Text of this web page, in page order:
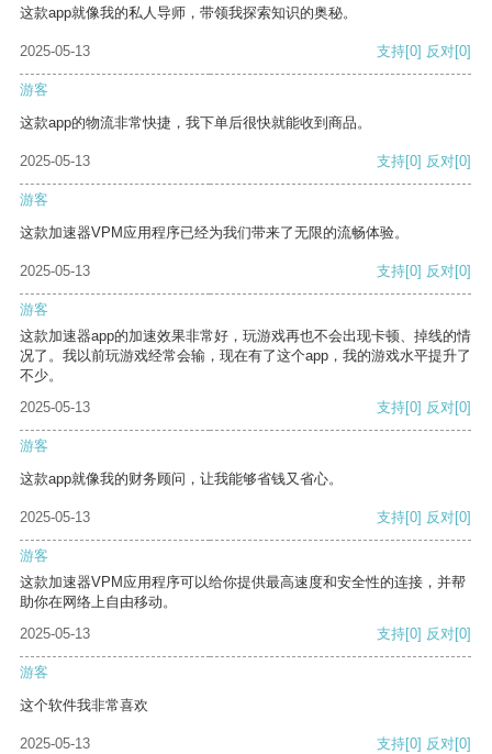
这款app就像我的私人导师，带领我探索知识的奥秘。
2025-05-13 支持[0] 反对[0]
游客
这款app的物流非常快捷，我下单后很快就能收到商品。
2025-05-13 支持[0] 反对[0]
游客
这款加速器VPM应用程序已经为我们带来了无限的流畅体验。
2025-05-13 支持[0] 反对[0]
游客
这款加速器app的加速效果非常好，玩游戏再也不会出现卡顿、掉线的情
况了。我以前玩游戏经常会输，现在有了这个app，我的游戏水平提升了
不少。
2025-05-13
支持[0] 反对[0]
游客
这款app就像我的财务顾问，让我能够省钱又省心。
2025-05-13 支持[0] 反对[0]
游客
这款加速器VPM应用程序可以给你提供最高速度和安全性的连接，并帮
助你在网络上自由移动。
2025-05-13
支持[0] 反对[0]
游客
这个软件我非常喜欢
2025-05-13 支持[0] 反对[0]